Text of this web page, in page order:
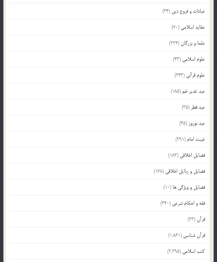
عبادات و فروع دین (34)
عقاید اسلامی (70)
علما و بزرگان(224)
علوم اسلامی (43)
علوم قرآنی (343)
عید غدیر خم(185)
عید فطر (35)
عید نوروز (45)
غیبت امام (291)
فضایل اخلاقی (183)
فضایل و رذایل اخلاقی (168)
فضایل و ویژگی ها (10)
فقه و احکام شرعی (340)
قرآن(23)
قرآن شناسی (1,861)
کتب اسلامی (2,295)